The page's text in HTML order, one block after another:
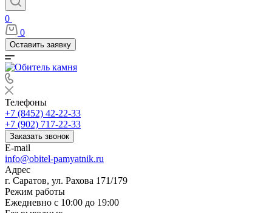
0
0
Оставить заявку
Телефоны
+7 (8452) 42-22-33
+7 (902) 717-22-33
Заказать звонок
E-mail
info@obitel-pamyatnik.ru
Адрес
г. Саратов, ул. Рахова 171/179
Режим работы
Ежедневно с 10:00 до 19:00